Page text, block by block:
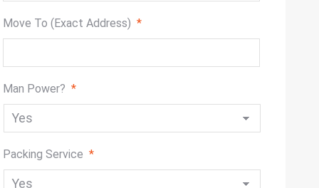
Move To (Exact Address) *
Man Power? *
Packing Service *